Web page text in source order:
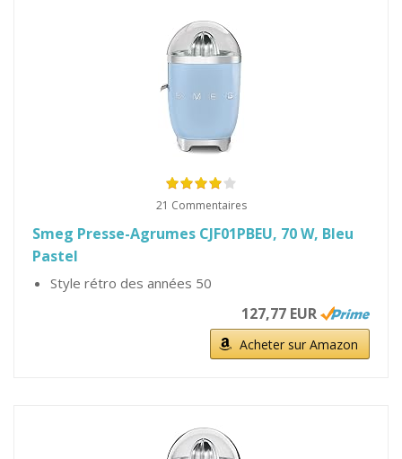
21 Commentaires
Smeg Presse-Agrumes CJF01PBEU, 70 W, Bleu
Pastel
Style rétro des années 50
127,77 EUR
Acheter sur Amazon